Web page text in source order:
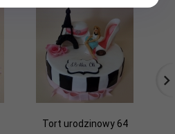
Tort urodzinowy 64